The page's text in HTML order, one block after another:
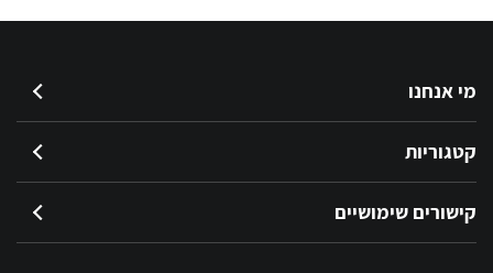
מי אנחנו
קטגוריות
קישורים שימושיים